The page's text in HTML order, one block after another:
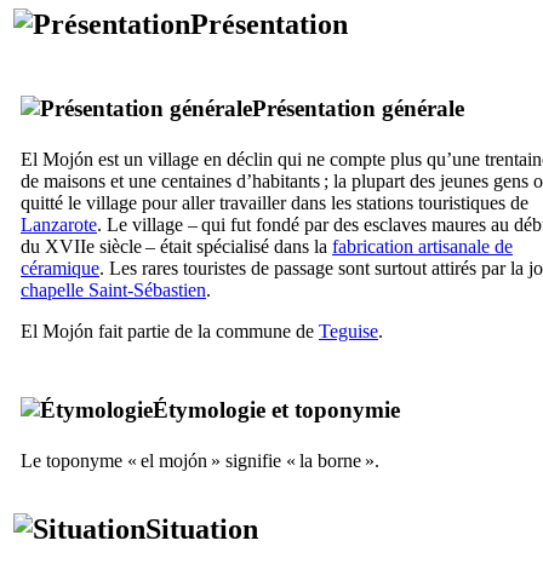
Présentation
Présentation générale
El Mojón est un village en déclin qui ne compte plus qu’une
de maisons et une centaines d’habitants ; la plupart des jeunes gens
quitté le village pour aller travailler dans les stations touristiques de
Lanzarote. Le village – qui fut fondé par des esclaves maures au
du XVIIe siècle – était spécialisé dans la fabrication artisanale de
céramique. Les rares touristes de passage sont surtout attirés par la
chapelle Saint-Sébastien.
El Mojón fait partie de la commune de Teguise.
Étymologie et toponymie
Le toponyme « el mojón » signifie « la borne ».
Situation